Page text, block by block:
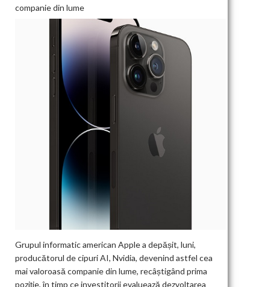
companie din lume
Grupul informatic american Apple a depășit, luni,
producătorul de cipuri AI, Nvidia, devenind astfel cea
mai valoroasă companie din lume, recâștigând prima
poziție, în timp ce investitorii evaluează dezvoltarea